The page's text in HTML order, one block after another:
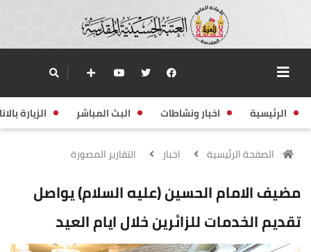
الرئيسية اخبار ونشاطات البث المباشر الزيارة
الصفحة الرئيسية اخبار التقارير المصورة
مضيف الامام الحسين (عليه السلام) يواصل
تقديم الخدمات للزائرين خلال ايام العيد